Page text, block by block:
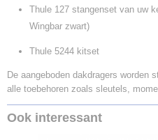
Thule 127 stangenset van uw
Wingbar zwart)
Thule 5244 kitset
De aangeboden dakdragers worden
alle toebehoren zoals sleutels,
Ook interessant